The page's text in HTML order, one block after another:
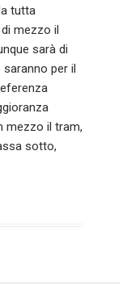
tutta
mezzo il
sarà di
per il
mezzo il tram,
sotto,